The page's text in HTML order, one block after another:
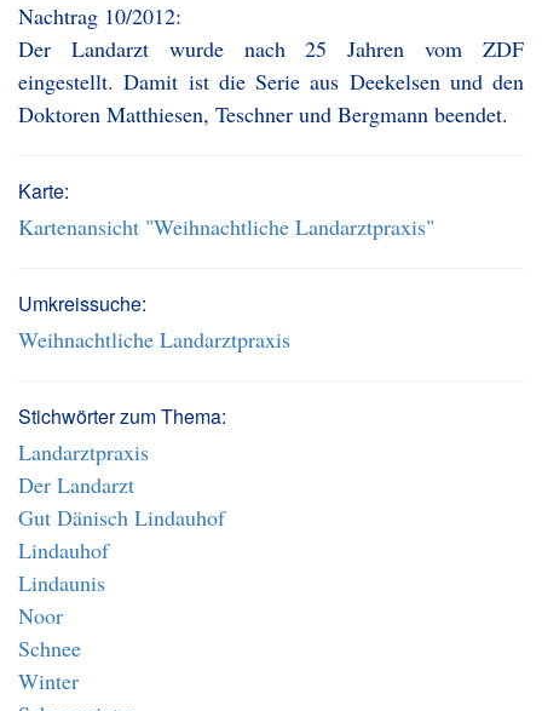
Nachtrag 10/2012:
Der Landarzt wurde nach 25 Jahren vom ZDF
eingestellt. Damit ist die Serie aus Deekelsen und den
Doktoren Matthiesen, Teschner und Bergmann beendet.
Karte:
Kartenansicht "Weihnachtliche Landarztpraxis"
Umkreissuche:
Weihnachtliche Landarztpraxis
Stichwörter zum Thema:
Landarztpraxis
Der Landarzt
Gut Dänisch Lindauhof
Lindauhof
Lindaunis
Noor
Schnee
Winter